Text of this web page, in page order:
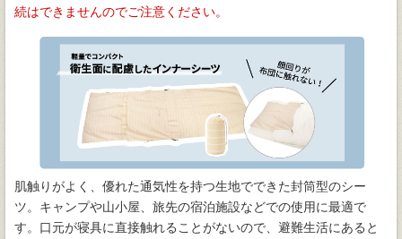
続はできませんのでご注意ください。
肌触りがよく、優れた通気性を持つ生地でできた封筒型のシー
ツ。キャンプや山小屋、旅先の宿泊施設などでの使用に最適で
す。口元が寝具に直接触れることがないので、避難生活にあると